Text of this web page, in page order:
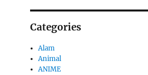
Categories
Alam
Animal
ANIME